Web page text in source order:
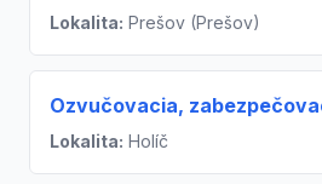
Lokalita: Prešov (Prešov)
Ozvučovacia,
Lokalita: Holíč